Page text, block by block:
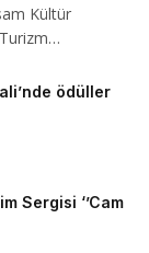
Kültür
ödüller
Sergisi ‘’Cam